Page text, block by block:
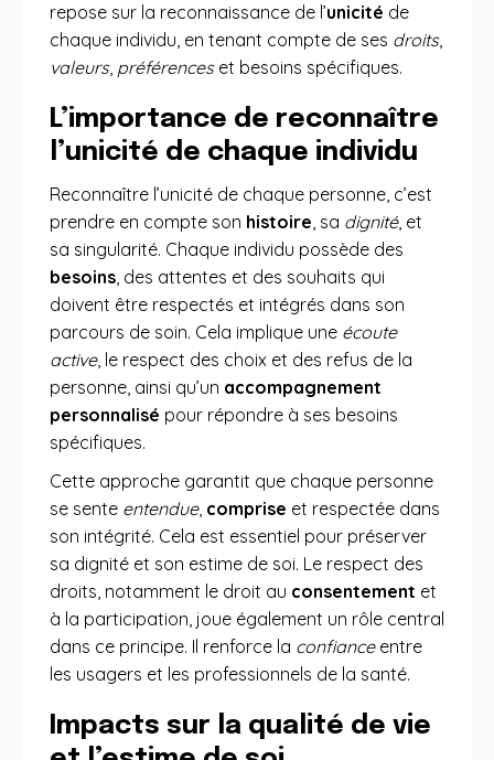
repose sur la reconnaissance de l’unicité de
chaque individu, en tenant compte de ses droits,
valeurs, préférenceset besoins spécifiques.
L’importance de reconnaître
l’unicité de chaque individu
Reconnaître l’unicité de chaque personne, c’est
prendre en compte son histoire, sa dignité, et
sa singularité. Chaque individu possède des
besoins, des attentes et des souhaits qui
doivent être respectés et intégrés dans son
parcours de soin. Cela implique une écoute
active, le respect des choix et des refus de la
personne, ainsi qu’un accompagnement
personnalisé pour répondre à ses besoins
spécifiques.
Cette approche garantit que chaque personne
se sente entendue, comprise et respectée dans
son intégrité. Cela est essentiel pour préserver
sa dignité et son estime de soi. Le respect des
droits, notamment le droit au consentement et
à la participation, joue également un rôle central
dans ce principe. Il renforce la confianceentre
les usagers et les professionnels de la santé.
Impacts sur la qualité de vie